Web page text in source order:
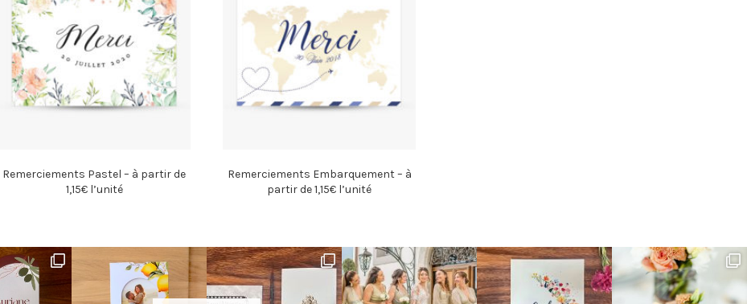
Remerciements Pastel – à partir de
1,15€ l’unité
Remerciements Embarquement – à
partir de 1,15€ l’unité